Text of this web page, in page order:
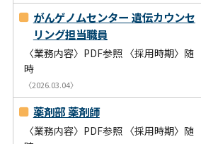
がんゲノムセンター 遺伝カウンセ
リング担当職員
〈業務内容〉PDF参照 〈採用時期〉随
時
〈2026.03.04〉
薬剤部 薬剤師
〈業務内容〉PDF参照 〈採用時期〉随